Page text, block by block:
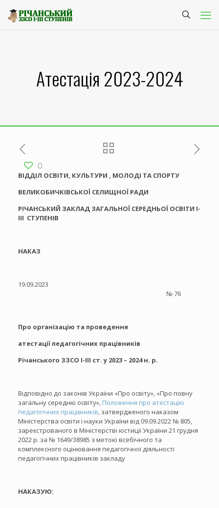
Атестація 2023-2024
0
ВІДДІЛ ОСВІТИ, КУЛЬТУРИ , МОЛОДІ ТА СПОРТУ
ВЕЛИКОБИЧКІВСЬКОЇ СЕЛИЩНОЇ РАДИ
РІЧАНСЬКИЙ ЗАКЛАД ЗАГАЛЬНОЇ СЕРЕДНЬОЇ ОСВІТИ І-
ІІІ СТУПЕНІВ
НАКАЗ
19.09.2023
№ 76
Про організацію та проведення
атестації педагогічних працівників
Річанського ЗЗСО І-ІІІ ст.у 2023 – 2024 н. р.
Відповідно до законів України «Про освіту», «Про повну
загальну середню освіту», Положення про атестацію
педагогічних працівників, затвердженого наказом
Міністерства освіти і науки України від 09.09.2022 № 805,
зареєстрованого в Міністерстві юстиції України 21 грудня
2022 р. за № 1649/38985 з метою всебічного та
комплексного оцінювання педагогічної діяльності
педагогічних працівників закладу
НАКАЗУЮ: